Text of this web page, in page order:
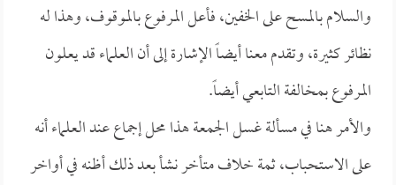
والسلام بالمسح على الخفين، فأعل المرفوع بالموقوف، وهذا له
نظائر كثيرة، وتقدم معنا أيضاً الإشارة إلى أن العلماء قد يعلون
المرفوع بمخالفة التابعي أيضاً.
والأمر هنا في مسألة غسل الجمعة هذا محل إجماع عند العلماء أنه
على الاستحباب، ثمة خلاف متأخر نشأ بعد ذلك أظنه في أواخر